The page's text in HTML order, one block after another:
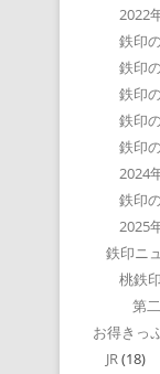
2022
鉄印
鉄印
鉄印
鉄印
鉄印
2024
鉄印
2025
鉄印ニ
桃鉄印
第
お得きっ
JR(18)